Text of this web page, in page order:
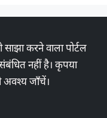
करने वाला पोर्टल
नहीं है। कृपया
अवश्य जाँचें।